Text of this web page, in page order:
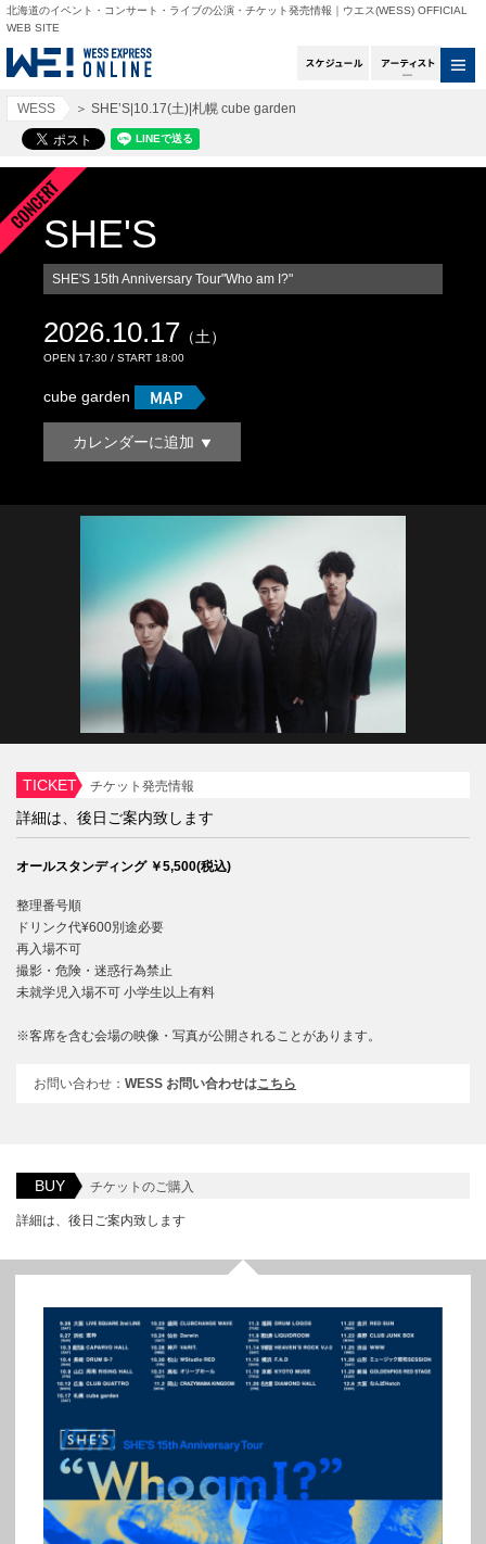
北海道のイベント・コンサート・ライブの公演・チケット発売情報｜ウエス(WESS) OFFICIAL
WEB SITE
スケジュールアー
WESS ＞ SHE’S|10.17(土)|札幌 cube garden
SHE'S
SHE'S 15th Anniversary Tour"Who am I?"
2026.10.17 （土）
OPEN 17:30 / START 18:00
cube garden
カレンダーに追加
TICKET チケット発売情報
詳細は、後日ご案内致します
オールスタンディング ￥5,500(税込)
整理番号順
ドリンク代¥600別途必要
再⼊場不可
撮影・危険・迷惑⾏為禁⽌
未就学児⼊場不可 ⼩学⽣以上有料
※客席を含む会場の映像・写真が公開されることがあります。
お問い合わせ： WESS お問い合わせはこちら
BUY チケットのご購入
詳細は、後日ご案内致します